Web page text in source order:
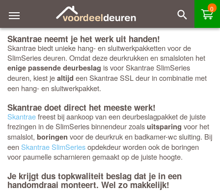
0
Skantrae neemt je het werk uit handen!
Skantrae biedt unieke hang- en sluitwerkpakketten voor de
SlimSeries deuren. Omdat deze deurkrukken en smalsloten het
enige passende deurbeslag is voor Skantrae SlimSeries
deuren, kiest jealtijd een Skantrae SSL deur in combinatie met
een hang- en sluitwerkpakket.
Skantrae doet direct het meeste werk!
Skantraefreest bij aankoop van een deurbeslagpakket de juiste
frezingen in de SlimSeries binnendeur zoalsuitsparing voor het
smalslot, boringen voor de deurkruk en badkamer-wc sluiting. Bij
eenSkantrae SlimSeriesopdekdeur worden ook de boringen
voor paumelle scharnieren gemaakt op de juiste hoogte.
Je krijgt dus topkwaliteit beslag dat je in een
handomdraai monteert. Wel zo makkelijk!